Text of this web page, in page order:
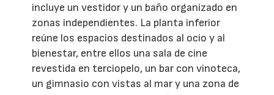
incluye un vestidor y un baño organizado en
zonas independientes. La planta inferior
reúne los espacios destinados al ocio y al
bienestar, entre ellos una sala de cine
revestida en terciopelo, un bar con vinoteca,
un gimnasio con vistas al mar y una zona de